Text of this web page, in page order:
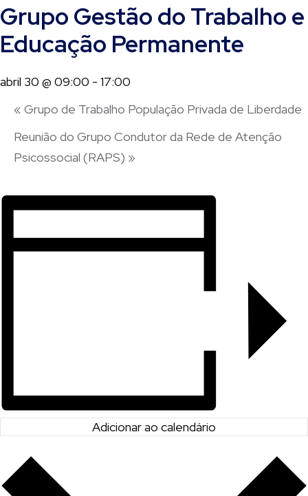
Grupo Gestão do Trabalho e
Educação Permanente
abril 30 @ 09:00 - 17:00
« Grupo de Trabalho População Privada de Liberdade
Reunião do Grupo Condutor da Rede de Atenção
Psicossocial (RAPS) »
Adicionar ao calendário